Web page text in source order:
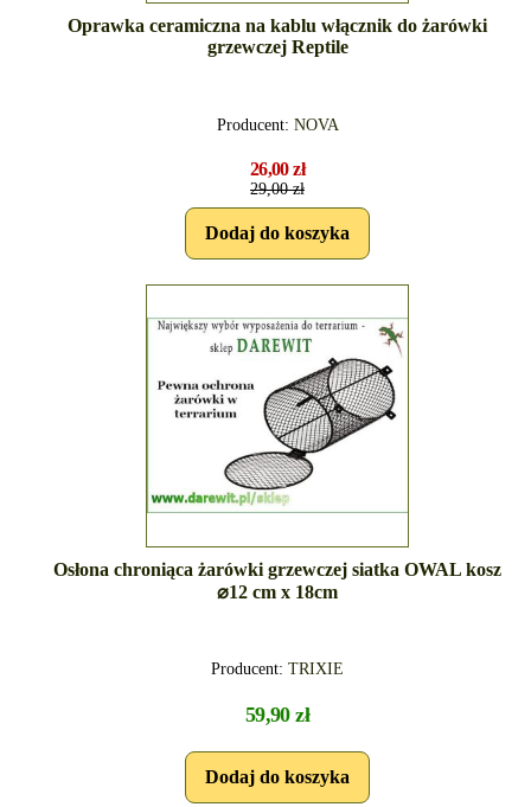
Oprawka ceramiczna na kablu włącznik do żarówki
grzewczej Reptile
Producent: NOVA
26,00 zł
29,00 zł
Osłona chroniąca żarówki grzewczej siatka OWAL kosz
⌀12 cm x 18cm
Producent: TRIXIE
59,90 zł